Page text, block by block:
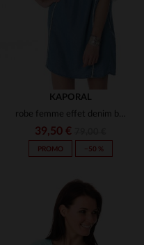
KAPORAL
robe femme effet denim bleu froza denmed
39,50 €
PROMO −50 %